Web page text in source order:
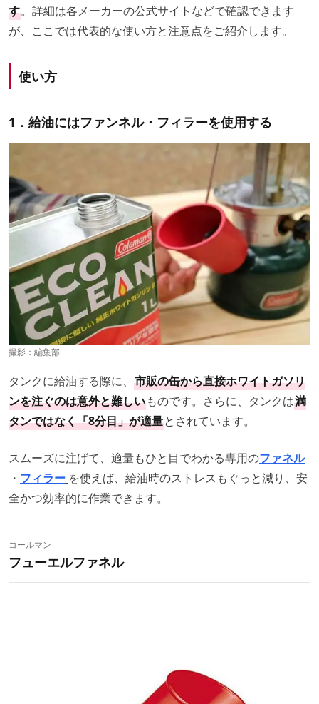
す。詳細は各メーカーの公式サイトなどで確認できます
が、ここでは代表的な使い方と注意点をご紹介します。
使い方
1．給油にはファンネル・フィラーを使用する
撮影：編集部
タンクに給油する際に、 市販の缶から直接ホワイトガソリ
ンを注ぐのは意外と難しいものです。さらに、タンクは満
タンではなく「8分目」が適量とされています。
スムーズに注げて、適量もひと目でわかる専用のファネル
・ フィラー を使えば、給油時のストレスもぐっと減り、安
全かつ効率的に作業できます。
コールマン
フューエルファネル